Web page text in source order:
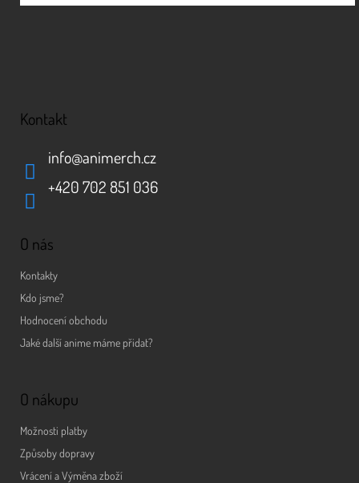
Kontakt
info@animerch.cz
+420 702 851 036
O nás
Kontakty
Kdo jsme?
Hodnocení obchodu
Jaké další anime máme přidat?
O nákupu
Možnosti platby
Způsoby dopravy
Vrácení a Výměna zboží